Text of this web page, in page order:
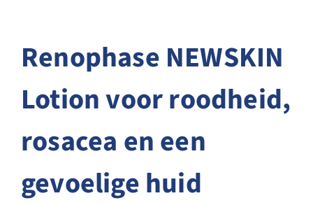
Renophase NEWSKIN
Lotion voor roodheid,
rosacea en een
gevoelige huid